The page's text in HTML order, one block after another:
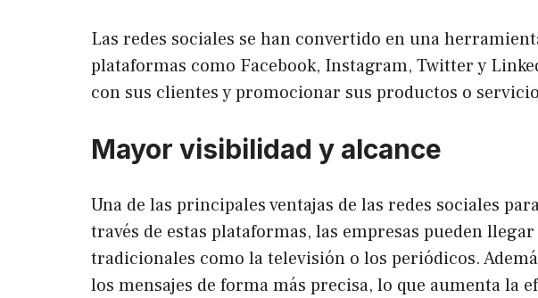
Las redes sociales se han convertido en una
plataformas como Facebook, Instagram, Twitter y
con sus clientes y promocionar sus productos o
Mayor visibilidad y alcance
Una de las principales ventajas de las redes sociales
través de estas plataformas, las empresas pueden
tradicionales como la televisión o los periódicos.
los mensajes de forma más precisa, lo que aumenta la